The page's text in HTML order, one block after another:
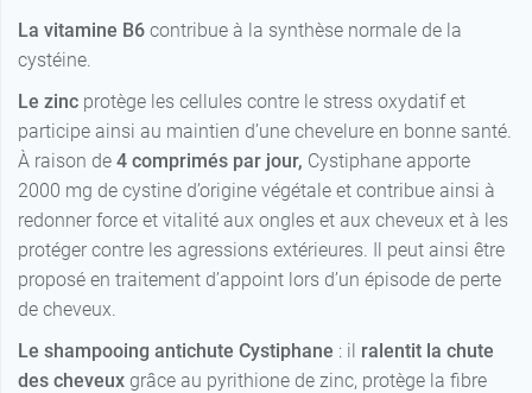
La vitamine B6 contribue à la synthèse normale de la
cystéine.
Le zinc protège les cellules contre le stress oxydatif et
participe ainsi au maintien d’une chevelure en bonne santé.
À raison de 4 comprimés par jour, Cystiphane apporte
2000 mg de cystine d’origine végétale et contribue ainsi à
redonner force et vitalité aux ongles et aux cheveux et à les
protéger contre les agressions extérieures. Il peut ainsi être
proposé en traitement d’appoint lors d’un épisode de perte
de cheveux.
Le shampooing antichute Cystiphane : il ralentit la chute
des cheveux grâce au pyrithione de zinc, protège la fibre